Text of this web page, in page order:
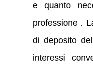
e quanto
professione .
di deposito
interessi